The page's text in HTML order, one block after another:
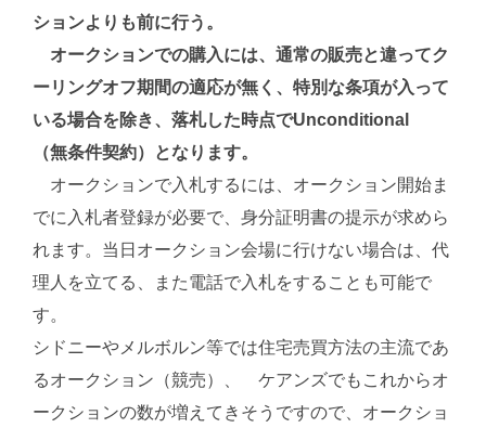
ションよりも前に行う。
オークションでの購入には、通常の販売と違ってク
ーリングオフ期間の適応が無く、特別な条項が入って
いる場合を除き、落札した時点でUnconditional
（無条件契約）となります。
オークションで入札するには、オークション開始ま
でに入札者登録が必要で、身分証明書の提示が求めら
れます。当日オークション会場に行けない場合は、代
理人を立てる、また電話で入札をすることも可能で
す。
シドニーやメルボルン等では住宅売買方法の主流であ
るオークション（競売）、 ケアンズでもこれからオ
ークションの数が増えてきそうですので、オークショ